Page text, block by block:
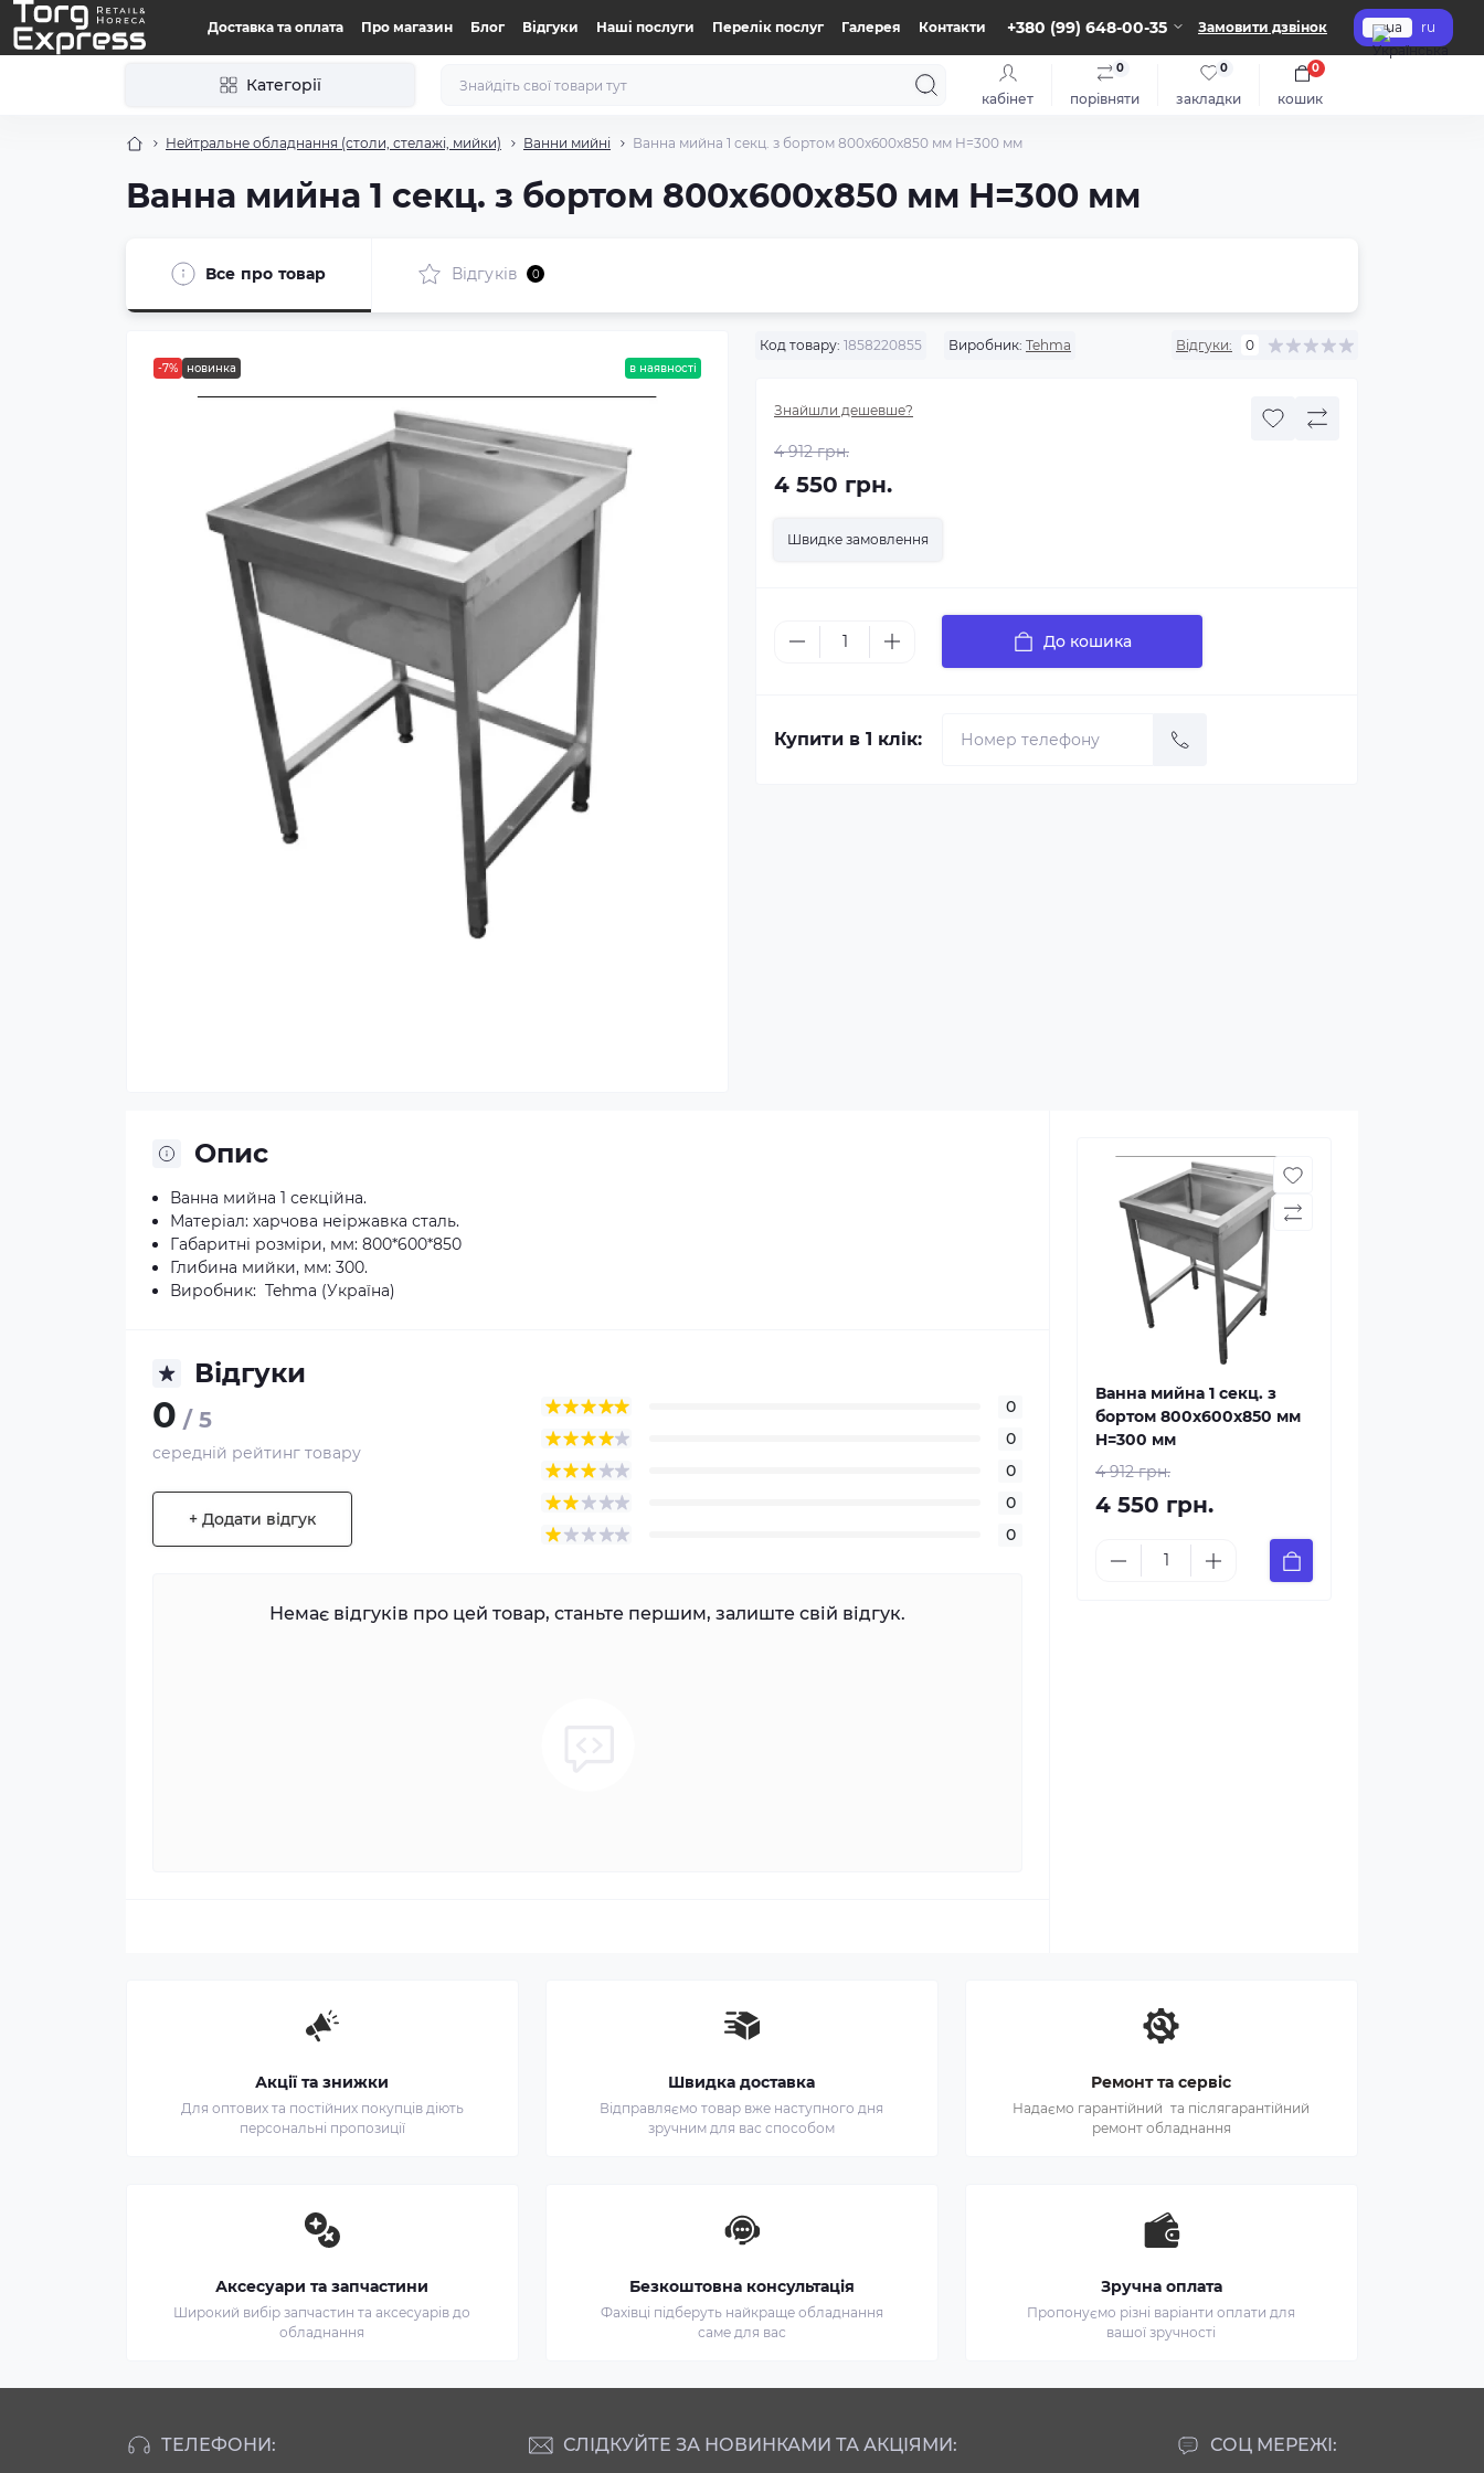
Доставка та оплата Про магазин Блог Відгуки Нашi послуги Перелік послуг Галерея Контакти +380 (99) 648-00-35 Замовити дзвінок ua ru
Категорії
кабінет порівняти
0
закладки
0
кошик
0
Нейтральне обладнання (столи, стелажі, мийки) Ванни мийні Ванна мийна 1 секц. з бортом 800х600х850 мм H=300 мм
Ванна мийна 1 секц. з бортом 800х600х850 мм H=300 мм
Все про товар Відгуків 0
-7% новинка в наявності
Код товару: 1858220855 Виробник: Tehma Відгуки: 0
Знайшли дешевше?
4 912 грн.
4 550 грн.
Швидке замовлення
До кошика
Купити в 1 клік:
Опис
Ванна мийна 1 секційна.
Матеріал: харчова неіржавка сталь.
Габаритні розміри, мм: 800*600*850
Глибина мийки, мм: 300.
Виробник: Tehma (Україна)
Відгуки
0 / 5
середній рейтинг товару
+ Додати відгук
0
0
0
0
0
Немає відгуків про цей товар, станьте першим, залиште свій відгук.
Ванна мийна 1 секц. з
бортом 800х600х850 мм
H=300 мм
4 912 грн.
4 550 грн.
Акції та знижки
Для оптових та постійних покупців діють
персональні пропозиції
Швидка доставка
Відправляємо товар вже наступного дня
зручним для вас способом
Ремонт та сервіс
Надаємо гарантійний та післягарантійний
ремонт обладнання
Аксесуари та запчастини
Широкий вибір запчастин та аксесуарів до
обладнання
Безкоштовна консультація
Фахівці підберуть найкраще обладнання
саме для вас
Зручна оплата
Пропонуємо різні варіанти оплати для
вашої зручності
ТЕЛЕФОНИ: СОЦ МЕРЕЖІ:
СЛІДКУЙТЕ ЗА НОВИНКАМИ ТА АКЦІЯМИ: